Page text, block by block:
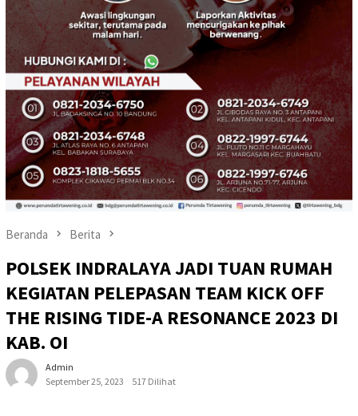
Beranda Berita
POLSEK INDRALAYA JADI TUAN RUMAH
KEGIATAN PELEPASAN TEAM KICK OFF
THE RISING TIDE-A RESONANCE 2023 DI
KAB. OI
Admin
September 25, 2023
517 Dilihat